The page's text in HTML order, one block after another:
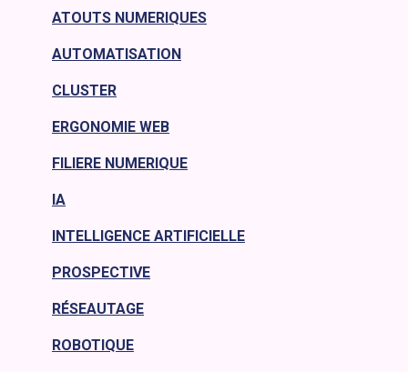
ATOUTS NUMERIQUES
AUTOMATISATION
CLUSTER
ERGONOMIE WEB
FILIERE NUMERIQUE
IA
INTELLIGENCE ARTIFICIELLE
PROSPECTIVE
RÉSEAUTAGE
ROBOTIQUE